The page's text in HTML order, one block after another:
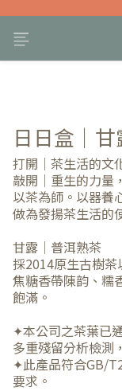
日日盒｜甘
打開｜茶生活的文
敲開｜重生的力量
以茶為師。以器養
做為發揚茶生活的
甘露｜普洱熟茶
採2014原生古樹
焦糖香帶陳韵、糯
飽滿。
✦本公司之茶葉已
多重殘留分析檢測
✦此產品符合GB/
要求。